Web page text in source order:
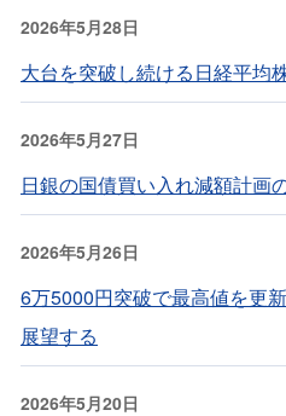
2026年5月28日
大台を突破し続ける日経平均
2026年5月27日
日銀の国債買い入れ減額計画
2026年5月26日
6万5000円突破で最高値を更
展望する
2026年5月20日